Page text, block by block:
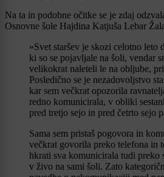
Na ta in podobne očitke se je zdaj
Osnovne šole Hajdina Katjuša Lebar
»Svet staršev je skozi celotno leto
ki so se pojavljale na šoli, vendar
velikokrat naleteli le na obljube,
Posledično se je nezadovoljstvo
kar sem večkrat opozorila
redno komunicirala, v obliki
pred tretjo sejo in pred četrto sejo
Sama sem pristaš pogovora in
večkrat govorila preko telefona in
hkrati sva komunicirala tudi preko
v živo na sami šoli. Zato